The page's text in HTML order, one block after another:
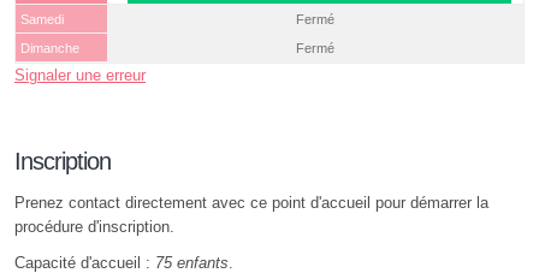
Samedi
Fermé
Dimanche
Fermé
Signaler une erreur
Inscription
Prenez contact directement avec ce point d'accueil pour démarrer la
procédure d'inscription.
Capacité d'accueil : 75 enfants